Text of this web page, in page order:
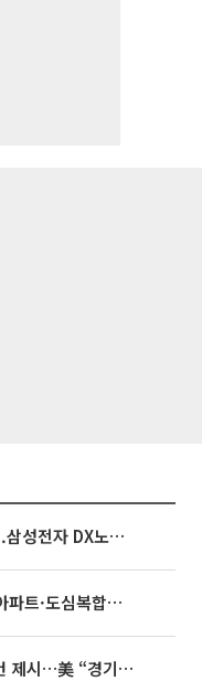
3445억 자사주 지급 마쳤는데...삼성전자 DX노조, 뒤늦은 '떼쓰기 집회'
영끌 '주택공급' 대책 임박⋯비아파트·도심복합까지 총동원
이란, 미국에 호르무즈 합의 조건 제시…美 “경기 아직 안 끝나” [종합]